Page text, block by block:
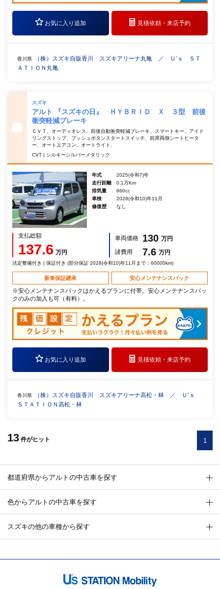
お気に入り追加 見積依頼・来店予約
香川県
（株）スズキ自販香川 スズキアリーナ丸亀 ／ Ｕ’ｓ ＳＴ
ＡＴＩＯＮ丸亀
スズキ
アルト 『スズキの日』 ＨＹＢＲＩＤ Ｘ ３型 前後
衝突軽減ブレーキ
ＣＶＴ、オーディオレス、前後自動衝突軽減ブレーキ、スマートキー、アイド
リングストップ、プッシュボタンスタートスイッチ、前席両側シートヒータ
ー、オートエアコン、オートライト、
CVT | シルキーシルバーメタリック
年式
2025(令和7)年
走行距離
0.1万Km
排気量
660cc
車検
2028(令和10)年11月
修復歴
なし
支払総額
137.6 万円
車両価格 130 万円
諸費用
7.6 万円
法定整備付き | 保証付き (部分保証 2028(令和10)年11月まで：60000km)
新車保証継承 安心メンテナンスパック
※安心メンテナンスパックはかえるプランに付帯。安心メンテナンスパッ
クのみの加入も可（有料）。
お気に入り追加 見積依頼・来店予約
香川県
（株）スズキ自販香川 スズキアリーナ高松・林 ／ Ｕ’ｓ
ＳＴＡＴＩＯＮ高松・林
13 件がヒット 1
都道府県からアルトの中古車を探す
色からアルトの中古車を探す
スズキの他の車種から探す